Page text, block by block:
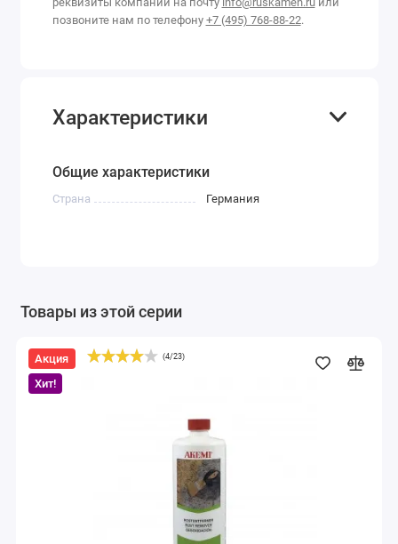
позвоните нам по телефону +7 (495) 768-88-22.
Характеристики
Общие характеристики
Страна Германия
Товары из этой серии
Очиститель
ржавчины
Akemi
Акция
Хит!
(4/23)